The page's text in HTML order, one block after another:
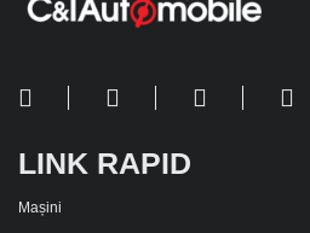
LINK RAPID
Mașini